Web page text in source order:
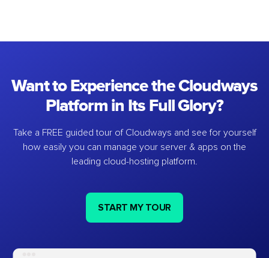
Want to Experience the Cloudways
Platform in Its Full Glory?
Take a FREE guided tour of Cloudways and see for yourself
how easily you can manage your server & apps on the
leading cloud-hosting platform.
START MY TOUR